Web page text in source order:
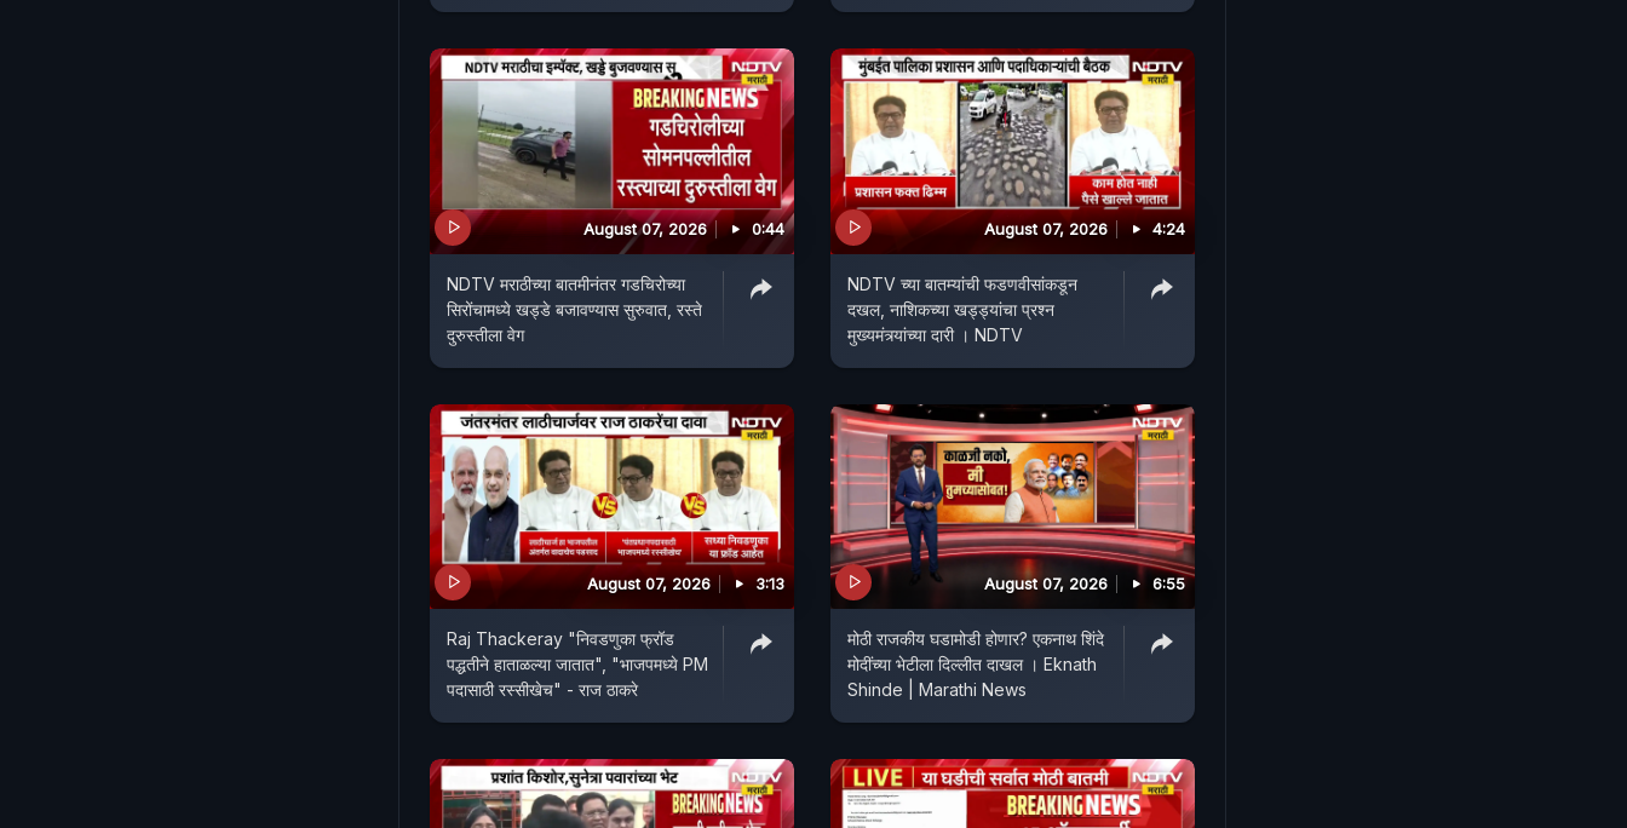
August 07, 2026 0:44
NDTV मराठीच्या बातमीनंतर गडचिरोच्या
सिरोंचामध्ये खड्डे बजावण्यास सुरुवात, रस्ते
दुरुस्तीला वेग
August 07, 2026 4:24
NDTV च्या बातम्यांची फडणवीसांकडून
दखल, नाशिकच्या खड्ड्यांचा प्रश्न
मुख्यमंत्र्यांच्या दारी । NDTV
August 07, 2026 3:13
Raj Thackeray "निवडणुका फ्रॉड
पद्धतीने हाताळल्या जातात", "भाजपमध्ये PM
पदासाठी रस्सीखेच" - राज ठाकरे
August 07, 2026 6:55
मोठी राजकीय घडामोडी होणार? एकनाथ शिंदे
मोदींच्या भेटीला दिल्लीत दाखल । Eknath
Shinde | Marathi News